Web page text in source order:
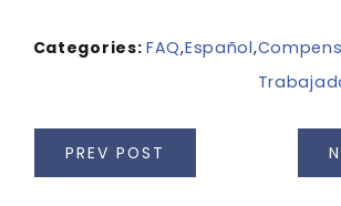
Categories:FAQ,Español,
PREV POST